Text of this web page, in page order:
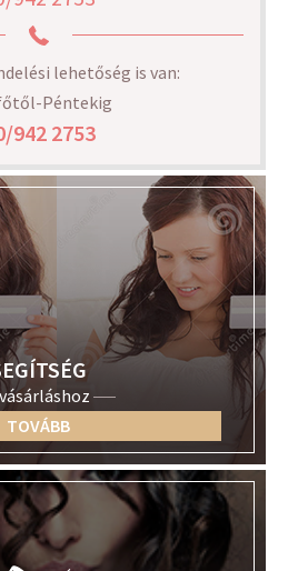
lehetőség is van:
Péntekig
942 2753
TOVÁBB